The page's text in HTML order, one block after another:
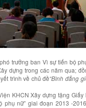
trưởng ban Vì sự tiến bộ
dựng trong các năm qua;
trình về chủ đề“Bình đẳng
KHCN Xây dựng tặng Giấy
nữ” giai đoạn 2013 -